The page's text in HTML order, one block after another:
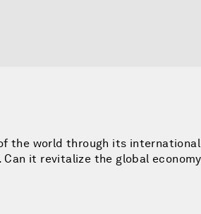
the world through its
it revitalize the global